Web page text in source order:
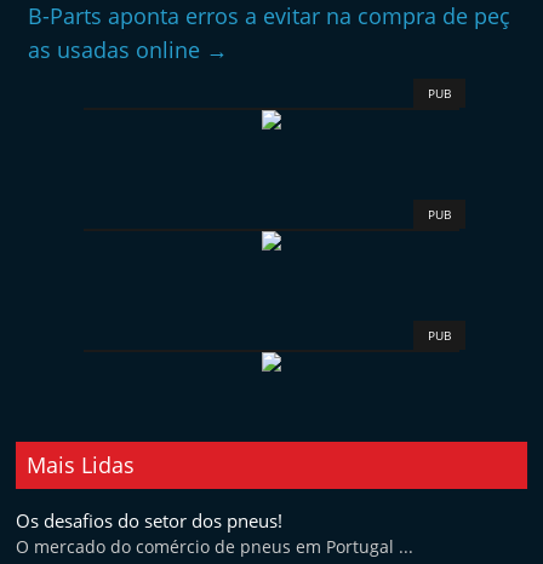
B-Parts aponta erros a evitar na compra de peç
as usadas online →
PUB
PUB
PUB
Mais Lidas
Os desafios do setor dos pneus!
O mercado do comércio de pneus em Portugal ...